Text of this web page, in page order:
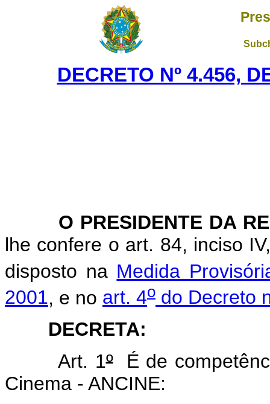
DECRETO Nº 4.456,
O PRESIDENTE DA
lhe confere o art. 84, inciso
disposto na Medida
2001, e no art. 4o do Decreto
DECRETA:
Art. 1ºÉ de
Cinema - ANCINE: